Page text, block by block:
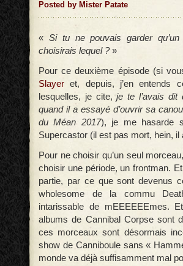
Posted by Mister Patate
« Si tu ne pouvais garder
choisirais lequel ?»
Pour ce deuxième épisode (si
Slayer et, depuis, j’en entends
lesquelles, je cite,je te l’avais dit
quand il a essayé d’ouvrir sa
du Méan 2017), je me hasarde
Supercastor (il est pas mort, hein,
Pour ne choisir qu’un seul
choisir une période, un frontman.
partie, par ce que sont devenus
wholesome de la commu
intarissable de mEEEEEEmes.
albums de Cannibal Corpse sont
ces morceaux sont désormais
show de Canniboule sans «
monde va déjà suffisamment mal